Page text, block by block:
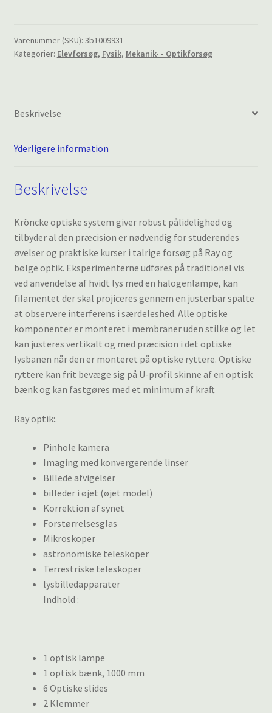
(115V/60
Hz)
Varenummer (SKU): 3b1009931
Kategorier: Elevforsøg, Fysik, Mekanik- - Optikforsøg
Beskrivelse
Yderligere information
Beskrivelse
Kröncke optiske system giver robust pålidelighed og
tilbyder al den præcision er nødvendig for studerendes
øvelser og praktiske kurser i talrige forsøg på Ray og
bølge optik. Eksperimenterne udføres på traditionel vis
ved anvendelse af hvidt lys med en halogenlampe, kan
filamentet der skal projiceres gennem en justerbar spalte
at observere interferens i særdeleshed. Alle optiske
komponenter er monteret i membraner uden stilke og let
kan justeres vertikalt og med præcision i det optiske
lysbanen når den er monteret på optiske ryttere. Optiske
ryttere kan frit bevæge sig på U-profil skinne af en optisk
bænk og kan fastgøres med et minimum af kraft
Ray optik:.
Pinhole kamera
Imaging med konvergerende linser
Billede afvigelser
billeder i øjet (øjet model)
Korrektion af synet
Forstørrelsesglas
Mikroskoper
astronomiske teleskoper
Terrestriske teleskoper
lysbilledapparater
Indhold :
1 optisk lampe
1 optisk bænk, 1000 mm
6 Optiske slides
2 Klemmer